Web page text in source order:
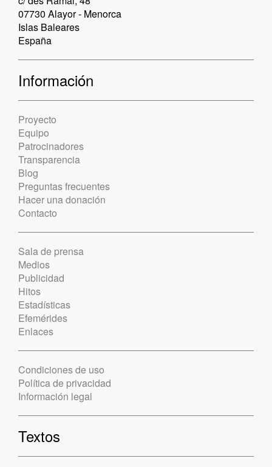
07730 Alayor - Menorca
Islas Baleares
España
Información
Proyecto
Equipo
Patrocinadores
Transparencia
Blog
Preguntas frecuentes
Hacer una donación
Contacto
Sala de prensa
Medios
Publicidad
Hitos
Estadísticas
Efemérides
Enlaces
Condiciones de uso
Política de privacidad
Información legal
Textos